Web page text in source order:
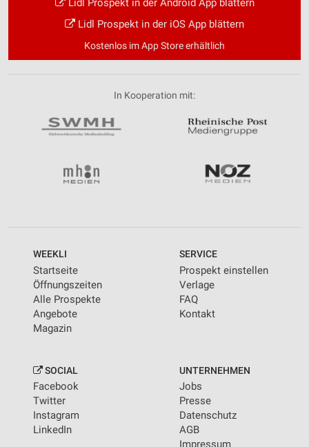
Lidl Prospekt in der Android App blättern
Lidl Prospekt in der iOS App blättern
Kostenlos im App Store erhältlich
In Kooperation mit:
WEEKLI
Startseite
Öffnungszeiten
Alle Prospekte
Angebote
Magazin
SERVICE
Prospekt einstellen
Verlage
FAQ
Kontakt
SOCIAL
Facebook
Twitter
Instagram
LinkedIn
UNTERNEHMEN
Jobs
Presse
Datenschutz
AGB